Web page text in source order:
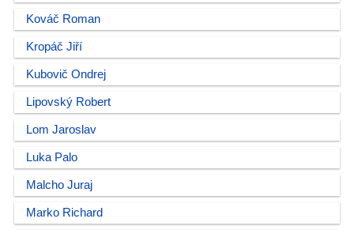
Kováč Roman
Kropáč Jiří
Kubovič Ondrej
Lipovský Robert
Lom Jaroslav
Luka Palo
Malcho Juraj
Marko Richard